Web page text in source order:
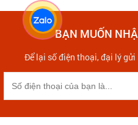
BẠN MUỐN
Để lại số điện thoại, đại lý